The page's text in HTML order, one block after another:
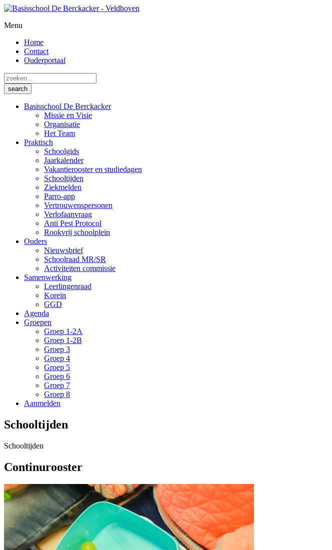
Menu
Home
Contact
Ouderportaal
Basisschool De Berckacker
Missie en Visie
Organisatie
Het Team
Praktisch
Schoolgids
Jaarkalender
Vakantierooster en studiedagen
Schooltijden
Ziekmelden
Parro-app
Vertrouwenspersonen
Verlofaanvraag
Anti Pest Protocol
Rookvrij schoolplein
Ouders
Nieuwsbrief
Schoolraad MR/SR
Activiteiten commissie
Samenwerking
Leerlingenraad
Korein
GGD
Agenda
Groepen
Groep 1-2A
Groep 1-2B
Groep 3
Groep 4
Groep 5
Groep 6
Groep 7
Groep 8
Aanmelden
Schooltijden
Schooltijden
Continurooster